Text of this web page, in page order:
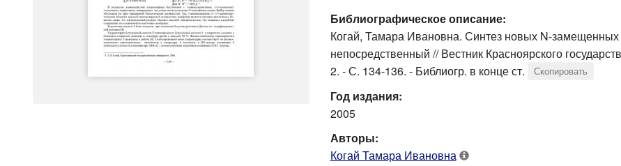
Библиографическое описание:
Когай, Тамара Ивановна. Синтез новых N-замещенных
непосредственный // Вестник Красноярского
2. - С. 134-136. - Библиогр. в конце ст.
Скопировать
Год издания:
2005
Авторы:
Когай Тамара Ивановна